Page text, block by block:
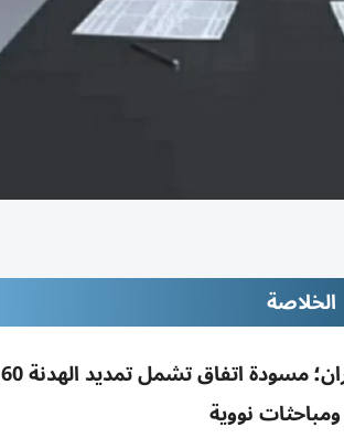
الخلاصة
نووية